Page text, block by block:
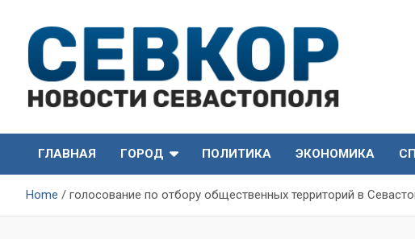
content
СевКор — Новости
Севастополя
Севастополя
ГЛАВНАЯ
ГОРОД ПОЛИТИКА ЭКОНОМИКА
Home голосование по отбору общественных территорий в